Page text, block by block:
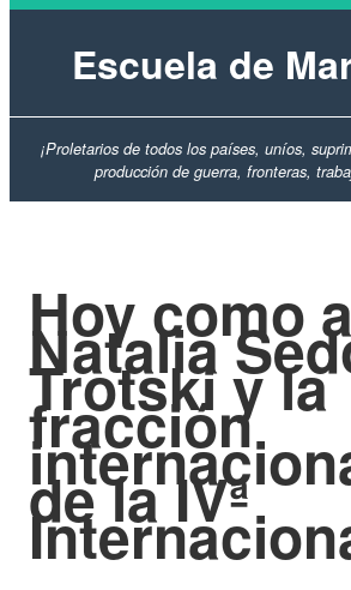
Escuela de
¡Proletarios de todos los países, uníos,
producción de guerra, fronteras,
Hoy como
Natalia
Trotski y la
fracción
de la IVª